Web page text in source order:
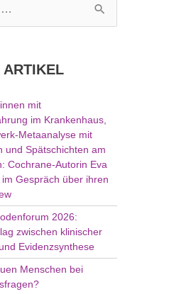
ARTIKEL
mit
im Krankenhaus,
Metaanalyse mit
und Spätschichten am
Cochrane-Autorin Eva
Gespräch über ihren
2026:
zwischen klinischer
Evidenzsynthese
Menschen bei